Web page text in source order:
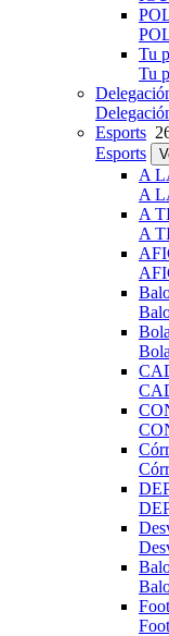
Tu
Tu
Esports
Esports
A
A
A
A